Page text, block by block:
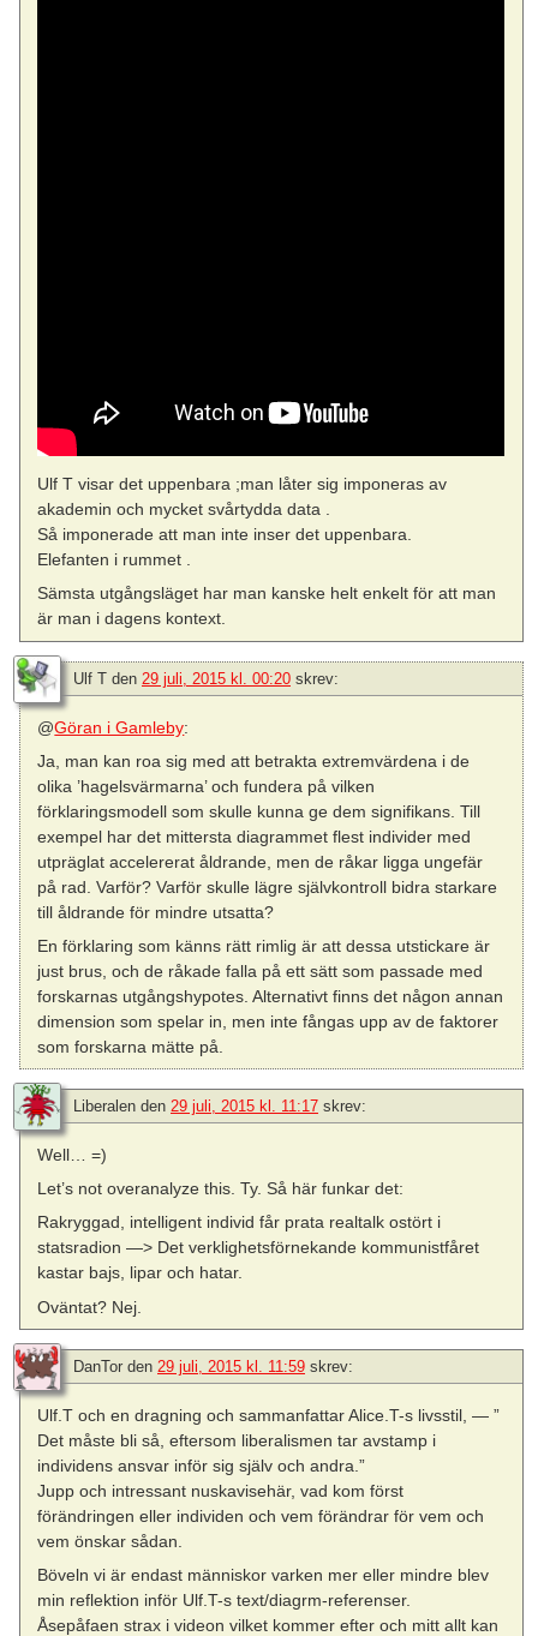
Ulf T visar det uppenbara ;man låter sig imponeras av
akademin och mycket svårtydda data .
Så imponerade att man inte inser det uppenbara.
Elefanten i rummet .
Sämsta utgångsläget har man kanske helt enkelt för att man
är man i dagens kontext.
Ulf T den 29 juli, 2015 kl. 00:20 skrev:
@Göran i Gamleby:
Ja, man kan roa sig med att betrakta extremvärdena i de
olika ’hagelsvärmarna’ och fundera på vilken
förklaringsmodell som skulle kunna ge dem signifikans. Till
exempel har det mittersta diagrammet flest individer med
utpräglat accelererat åldrande, men de råkar ligga ungefär
på rad. Varför? Varför skulle lägre självkontroll bidra starkare
till åldrande för mindre utsatta?
En förklaring som känns rätt rimlig är att dessa utstickare är
just brus, och de råkade falla på ett sätt som passade med
forskarnas utgångshypotes. Alternativt finns det någon annan
dimension som spelar in, men inte fångas upp av de faktorer
som forskarna mätte på.
Liberalen den 29 juli, 2015 kl. 11:17 skrev:
Well… =)
Let’s not overanalyze this. Ty. Så här funkar det:
Rakryggad, intelligent individ får prata realtalk ostört i
statsradion —> Det verklighetsförnekande kommunistfåret
kastar bajs, lipar och hatar.
Oväntat? Nej.
DanTor den 29 juli, 2015 kl. 11:59 skrev:
Ulf.T och en dragning och sammanfattar Alice.T-s livsstil, — ”
Det måste bli så, eftersom liberalismen tar avstamp i
individens ansvar inför sig själv och andra.”
Jupp och intressant nuskavisehär, vad kom först
förändringen eller individen och vem förändrar för vem och
vem önskar sådan.
Böveln vi är endast människor varken mer eller mindre blev
min reflektion inför Ulf.T-s text/diagrm-referenser.
Åsepåfaen strax i videon vilket kommer efter och mitt allt kan